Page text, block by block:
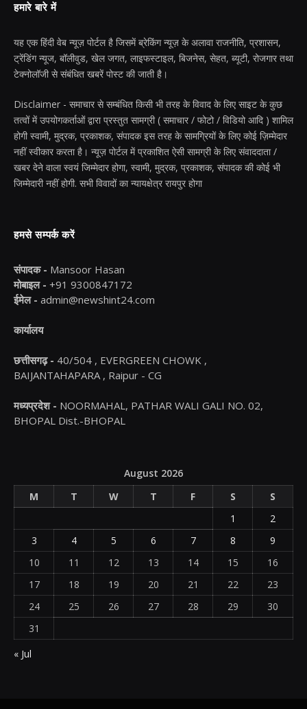
हमारे बारे में
यह एक हिंदी वेब न्यूज़ पोर्टल है जिसमें ब्रेकिंग न्यूज़ के अलावा राजनीति, प्रशासन,
ट्रेंडिंग न्यूज, बॉलीवुड, खेल जगत, लाइफस्टाइल, बिजनेस, सेहत, ब्यूटी, रोजगार तथा
टेक्नोलॉजी से संबंधित खबरें पोस्ट की जाती है।
Disclaimer - समाचार से सम्बंधित किसी भी तरह के विवाद के लिए साइट के कुछ
तत्वों में उपयोगकर्ताओं द्वारा प्रस्तुत सामग्री ( समाचार / फोटो / विडियो आदि ) शामिल
होगी स्वामी, मुद्रक, प्रकाशक, संपादक इस तरह के सामग्रियों के लिए कोई ज़िम्मेदार
नहीं स्वीकार करता है। न्यूज़ पोर्टल में प्रकाशित ऐसी सामग्री के लिए संवाददाता /
खबर देने वाला स्वयं जिम्मेदार होगा, स्वामी, मुद्रक, प्रकाशक, संपादक की कोई भी
जिम्मेदारी नहीं होगी. सभी विवादों का न्यायक्षेत्र रायपुर होगा
हमसे सम्पर्क करें
संपादक - Mansoor Hasan
मोबाइल - +91 9300847172
ईमेल - admin@newshint24.com
कार्यालय
छत्तीसगढ़ - 40/504 , EVERGREEN CHOWK ,
BAIJANTAHAPARA , Raipur - CG
मध्यप्रदेश - NOORMAHAL, PATHAR WALI GALI NO. 02,
BHOPAL Dist.-BHOPAL
August 2026
M
T W T F S
S
1
2
3
4 5 6 7 8
9
10
11 12 13 14 15
16
17
18 19 20 21 22
23
24
25 26 27 28 29
30
31
« Jul